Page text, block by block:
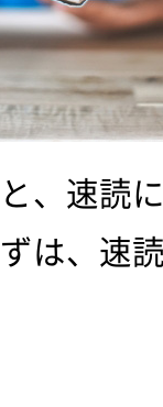
、速読
は、速